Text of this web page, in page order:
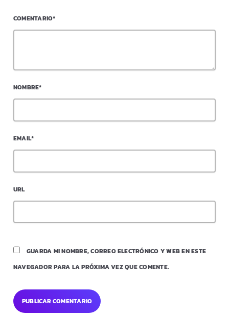
COMENTARIO*
NOMBRE*
EMAIL*
URL
GUARDA MI NOMBRE, CORREO ELECTRÓNICO Y WEB EN ESTE
NAVEGADOR PARA LA PRÓXIMA VEZ QUE COMENTE.